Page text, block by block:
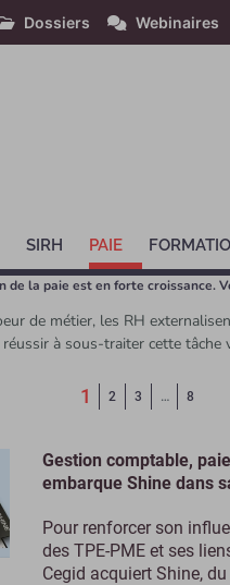
Dossiers Webinaires
SIRH PAIE
de la paie est en forte croissance.
de métier, les RH
à sous-traiter cette tâche
1 (Page courante)
2 3 … 8
Gestion comptable,
embarque Shine dans
Pour renforcer son
des TPE-PME et ses
Cegid acquiert Shine,